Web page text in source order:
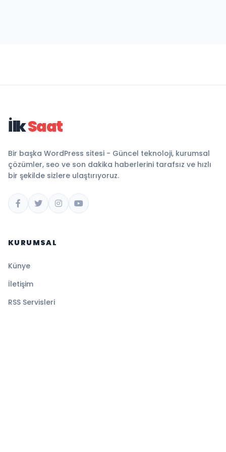
İlkSaat
Bir başka WordPress sitesi - Güncel teknoloji, kurumsal
çözümler, seo ve son dakika haberlerini tarafsız ve hızlı
bir şekilde sizlere ulaştırıyoruz.
KURUMSAL
Künye
İletişim
RSS Servisleri